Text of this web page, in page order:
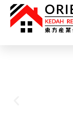
Skip
content